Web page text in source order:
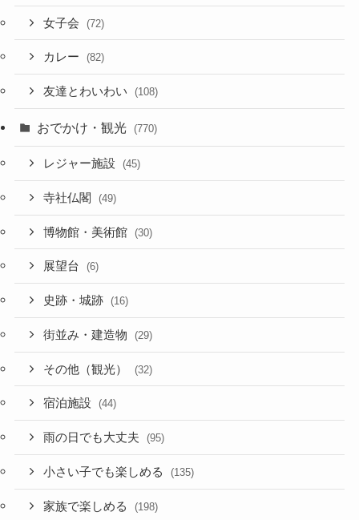
女子会 (72)
カレー (82)
友達とわいわい (108)
おでかけ・観光 (770)
レジャー施設 (45)
寺社仏閣 (49)
博物館・美術館 (30)
展望台 (6)
史跡・城跡 (16)
街並み・建造物 (29)
その他（観光） (32)
宿泊施設 (44)
雨の日でも大丈夫 (95)
小さい子でも楽しめる (135)
家族で楽しめる (198)